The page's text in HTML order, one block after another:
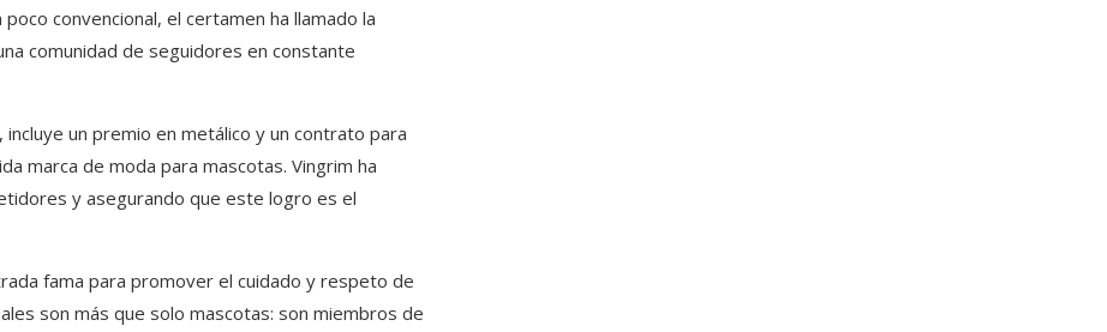
convencional, el certamen ha llamado la
comunidad de seguidores en constante
un premio en metálico y un contrato para
marca de moda para mascotas. Vingrim ha
y asegurando que este logro es el
fama para promover el cuidado y respeto de
son más que solo mascotas: son miembros de